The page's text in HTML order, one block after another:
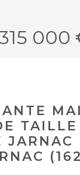
000
JARNAC